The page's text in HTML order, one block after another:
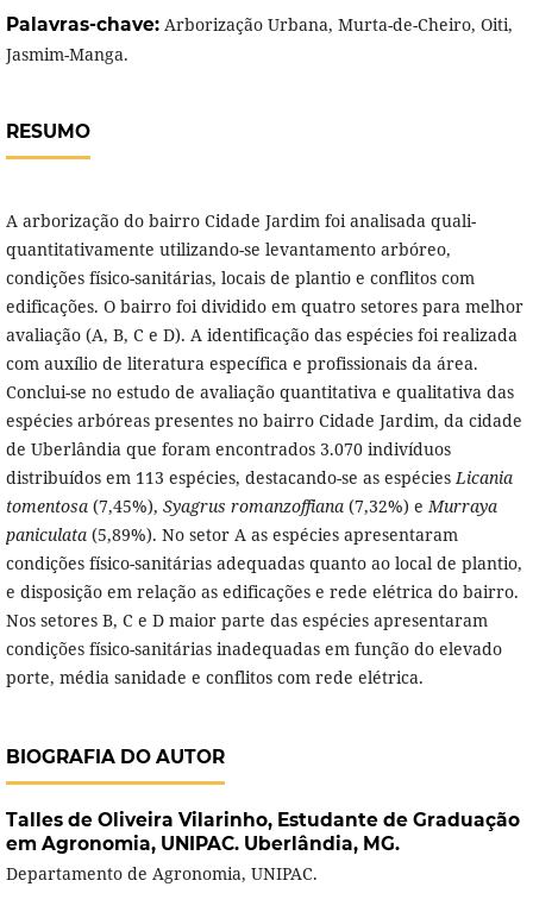
Palavras-chave: Arborização Urbana, Murta-de-Cheiro, Oiti,
Jasmim-Manga.
RESUMO
A arborização do bairro Cidade Jardim foi analisada quali-
quantitativamente utilizando-se levantamento arbóreo,
condições físico-sanitárias, locais de plantio e conflitos com
edificações. O bairro foi dividido em quatro setores para melhor
avaliação (A, B, C e D). A identificação das espécies foi realizada
com auxílio de literatura específica e profissionais da área.
Conclui-se no estudo de avaliação quantitativa e qualitativa das
espécies arbóreas presentes no bairro Cidade Jardim, da cidade
de Uberlândia que foram encontrados 3.070 indivíduos
distribuídos em 113 espécies, destacando-se as espéciesLicania
tomentosa(7,45%), Syagrus romanzoffiana(7,32%) eMurraya
paniculata(5,89%). No setor A as espécies apresentaram
condições físico-sanitárias adequadas quanto ao local de plantio,
e disposição em relação as edificações e rede elétrica do bairro.
Nos setores B, C e D maior parte das espécies apresentaram
condições físico-sanitárias inadequadas em função do elevado
porte, média sanidade e conflitos com rede elétrica.
BIOGRAFIA DO AUTOR
Talles de Oliveira Vilarinho, Estudante de Graduação
em Agronomia, UNIPAC. Uberlândia, MG.
Departamento de Agronomia, UNIPAC.